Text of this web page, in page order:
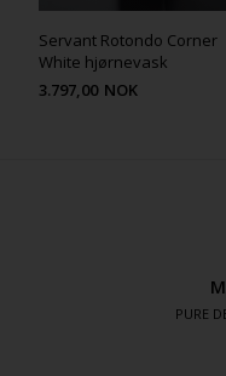
Servant Rotondo Corner
White hjørnevask
3.797,00 NOK
PURE